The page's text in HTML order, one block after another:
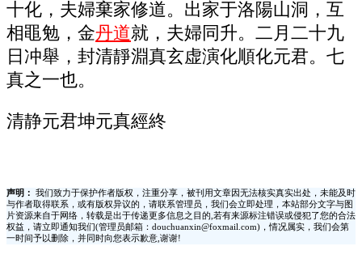
十化，夫婦棄家修道。出家于洛陽山洞，互
相黽勉，金丹道就，夫婦同升。二月二十九
日冲舉，封清靜淵真玄虚演化順化元君。七
真之一也。
清静元君坤元真經終
声明：
我们致力于保护作者版权，注重分享，被刊用文章因无法核实真实出处，未能及时
与作者取得联系，或有版权异议的，请联系管理员，我们会立即处理，本站部分文字与图
片资源来自于网络，转载是出于传递更多信息之目的,若有来源标注错误或侵犯了您的合法
权益，请立即通知我们(管理员邮箱：douchuanxin@foxmail.com)，情况属实，我们会第
一时间予以删除，并同时向您表示歉意,谢谢!